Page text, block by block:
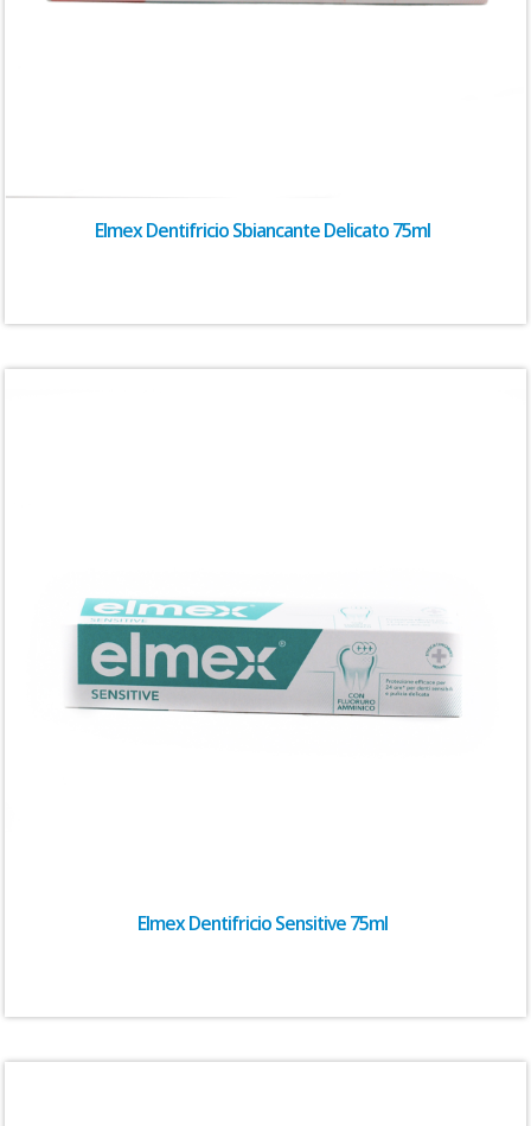
Elmex Dentifricio Sbiancante Delicato 75ml
Elmex Dentifricio Sensitive 75ml